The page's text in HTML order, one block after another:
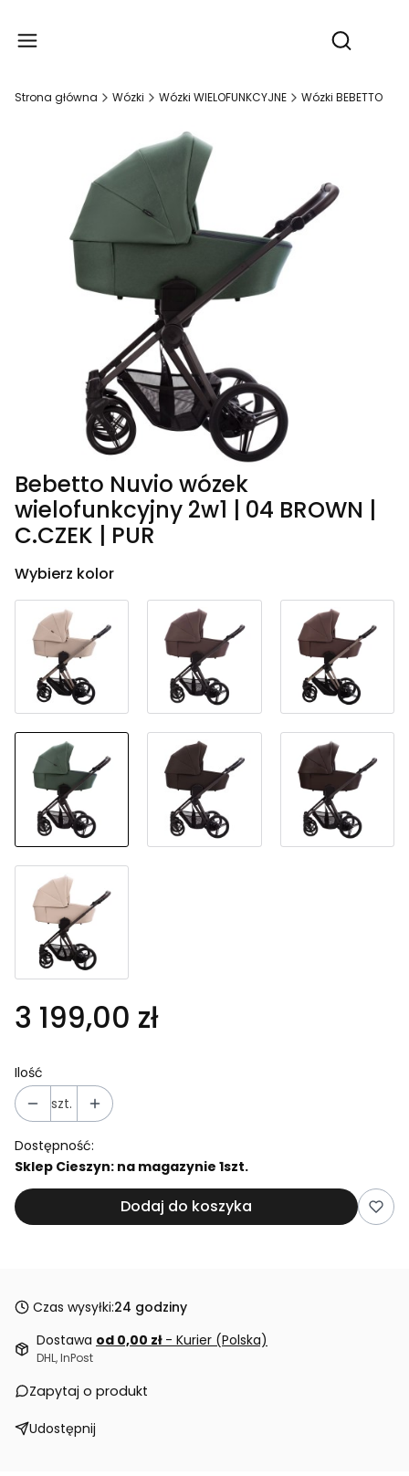
Otwórz
Strona główna Wózki Wózki WIELOFUNKCYJNE Wózki BEBETTO
Bebetto Nuvio wózek
wielofunkcyjny 2w1 | 04 BROWN |
C.CZEK | PUR
Wybierz kolor
3 199,00 zł
Ilość
szt.
Dostępność:
Sklep Cieszyn: na magazynie 1szt.
Dodaj do koszyka
Czas wysyłki:24 godziny
Dostawa od 0,00 zł - Kurier (Polska)
DHL, InPost
Zapytaj o produkt
Udostępnij